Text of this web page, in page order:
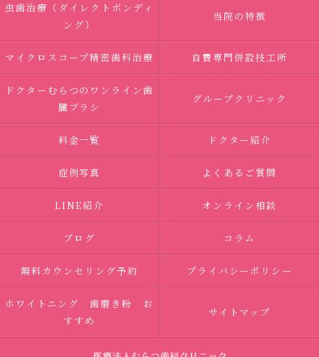
虫歯治療（ダイレクトボンディ
ング）
当院の特徴
マイクロスコープ精密歯科治療 自費専門併設技工所
ドクターむらつのワンライン歯
臓ブラシ
グループクリニック
料金一覧 ドクター紹介
症例写真 よくあるご質問
LINE紹介 オンライン相談
ブログ コラム
無料カウンセリング予約 プライバシーポリシー
ホワイトニング 歯磨き粉 お
すすめ
サイトマップ